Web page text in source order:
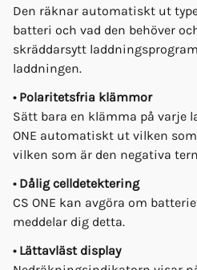
Den räknar automatiskt ut
batteri och vad den behöver
skräddarsytt
laddningen.
• Polaritetsfria klämmor
Sätt bara en klämma på varje
ONE automatiskt ut vilken
vilken som är den negativa
• Dålig celldetektering
CS ONE kan avgöra om
meddelar dig detta.
• Lättavläst display